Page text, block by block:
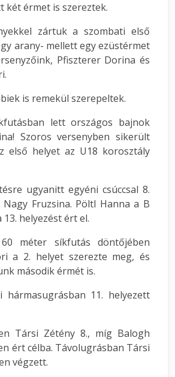
két érmet is szereztek.
zártuk a szombati első
arany- mellett egy ezüstérmet
Pfiszterer Dorina és
is remekül szerepeltek.
lett országos bajnok
Szoros versenyben sikerült
első helyet az U18 korosztály
ugyanitt egyéni csúccsal 8.
Fruzsina. Pöltl Hanna a B
helyezést ért el.
méter síkfutás döntőjében
a 2. helyet szerezte meg, és
második érmét is.
11. helyezett
Társi Zétény 8., míg Balogh
ért célba. Távolugrásban Társi
végzett.